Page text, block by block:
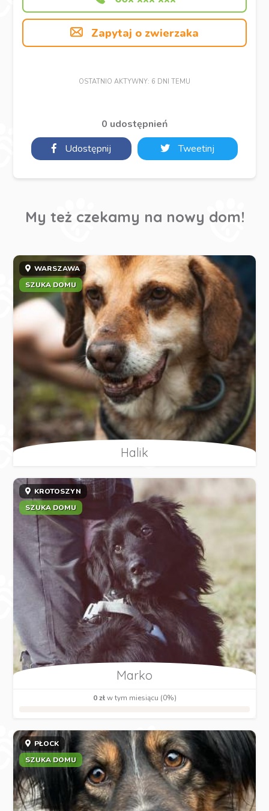
Zapytaj o zwierzaka
OSTATNIO AKTYWNY: 6 DNI TEMU
0 udostępnień
Udostępnij
Tweetinj
My też czekamy na nowy dom!
WARSZAWA
SZUKA DOMU
Halik
KROTOSZYN
SZUKA DOMU
Marko
0 złw tym miesiącu (0%)
PŁOCK
SZUKA DOMU